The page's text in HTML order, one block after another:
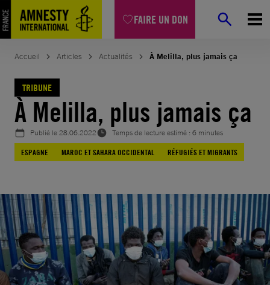
FAIRE UN DON
Aller
au
contenu
Accueil Articles Actualités À Melilla, plus jamais ça
TRIBUNE
À Melilla, plus jamais ça
Publié le28.06.2022
Temps de lecture estimé : 6 minutes
ESPAGNE
MAROC ET SAHARA OCCIDENTAL RÉFUGIÉS ET MIGRANTS